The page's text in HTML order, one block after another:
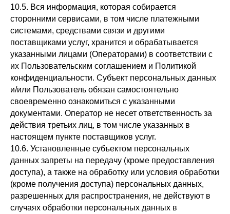
10.5. Вся информация, которая собирается
сторонними сервисами, в том числе платежными
системами, средствами связи и другими
поставщиками услуг, хранится и обрабатывается
указанными лицами (Операторами) в соответствии с
их Пользовательским соглашением и Политикой
конфиденциальности. Субъект персональных данных
и/или Пользователь обязан самостоятельно
своевременно ознакомиться с указанными
документами. Оператор не несет ответственность за
действия третьих лиц, в том числе указанных в
настоящем пункте поставщиков услуг.
10.6. Установленные субъектом персональных
данных запреты на передачу (кроме предоставления
доступа), а также на обработку или условия обработки
(кроме получения доступа) персональных данных,
разрешенных для распространения, не действуют в
случаях обработки персональных данных в